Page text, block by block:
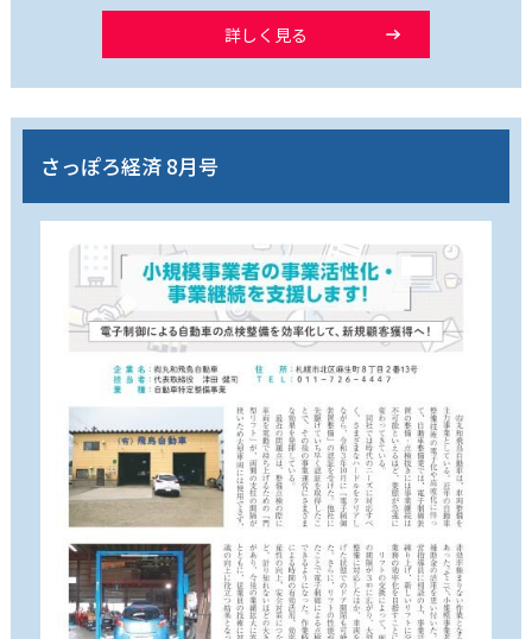
詳しく見る
さっぽろ経済 8月号